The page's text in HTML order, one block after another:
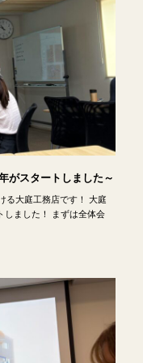
がスタートしました～
る大庭工務店です！ 大庭
しました！ まずは全体会